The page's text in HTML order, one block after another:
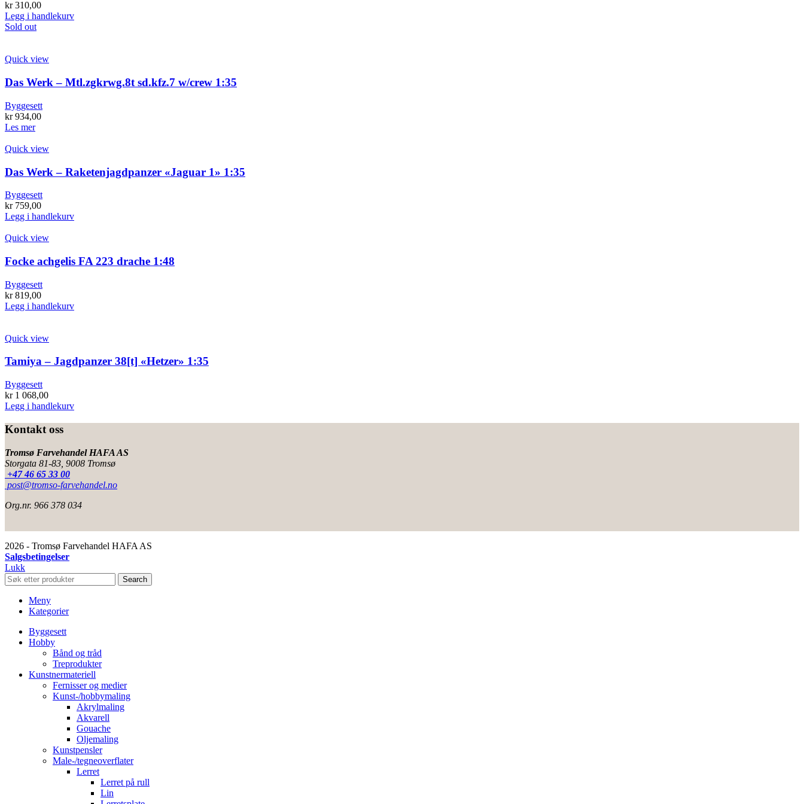
produktsiden
kr310,00
Legg i handlekurv
Sold out
Quick view
Das Werk – Mtl.zgkrwg.8t sd.kfz.7 w/crew 1:35
Byggesett
kr934,00
Les mer
Quick view
Das Werk – Raketenjagdpanzer «Jaguar 1» 1:35
Byggesett
kr759,00
Legg i handlekurv
Quick view
Focke achgelis FA 223 drache 1:48
Byggesett
kr819,00
Legg i handlekurv
Quick view
Tamiya – Jagdpanzer 38[t] «Hetzer» 1:35
Byggesett
kr1 068,00
Legg i handlekurv
Kontakt oss
Tromsø Farvehandel HAFA AS
Storgata 81-83, 9008 Tromsø
+47 46 65 33 00
post@tromso-farvehandel.no
Org.nr. 966 378 034
2026 - Tromsø Farvehandel HAFA AS
Salgsbetingelser
Lukk
Search
Meny
Kategorier
Byggesett
Hobby
Bånd og tråd
Treprodukter
Kunstnermateriell
Fernisser og medier
Kunst-/hobbymaling
Akrylmaling
Akvarell
Gouache
Oljemaling
Kunstpensler
Male-/tegneoverflater
Lerret
Lerret på rull
Lin